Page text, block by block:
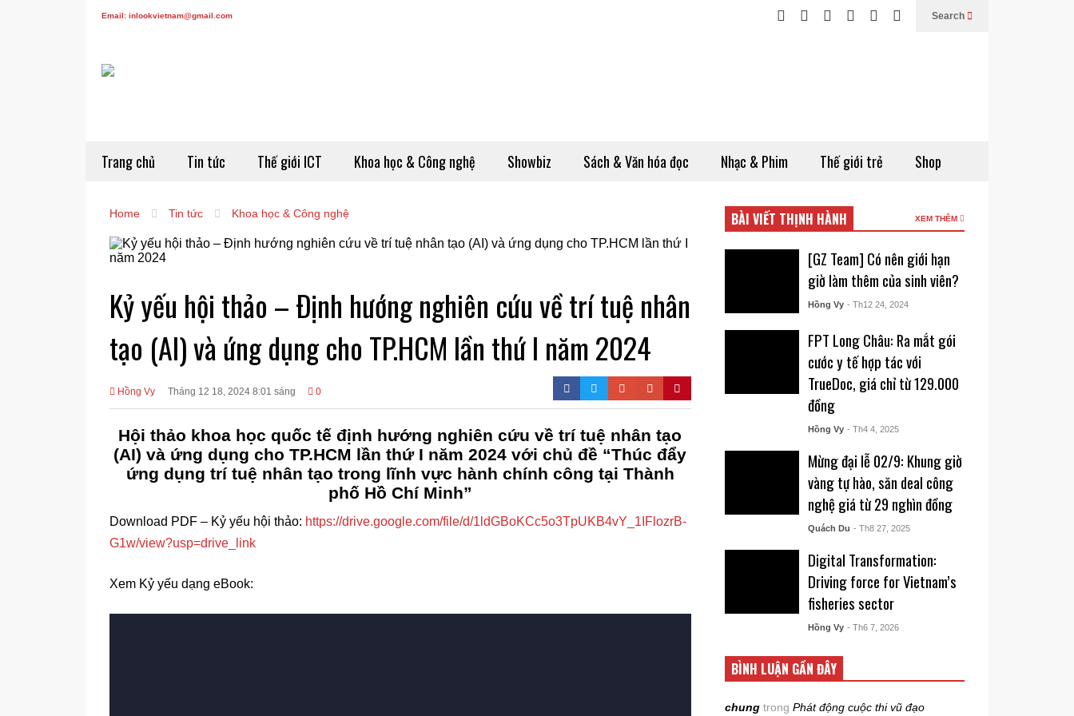
Email: inlookvietnam@gmail.com Search
Trang chủ Tin tức Thế giới ICT Khoa học & Công nghệ Showbiz Sách & Văn hóa đọc Nhạc & Phim Thế giới trẻ Shop
Home Tin tức Khoa học & Công nghệ
Kỷ yếu hội thảo – Ðịnh hướng nghiên cứu về trí tuệ nhân
tạo (AI) và ứng dụng cho TP.HCM lần thứ I năm 2024
Hồng Vy Tháng 12 18, 2024 8:01 sáng 0
Hội thảo khoa học quốc tế định hướng nghiên cứu về trí tuệ nhân tạo
(AI) và ứng dụng cho TP.HCM lần thứ I năm 2024 với chủ đề “Thúc đẩy
ứng dụng trí tuệ nhân tạo trong lĩnh vực hành chính công tại Thành
phố Hồ Chí Minh”
Download PDF – Kỷ yếu hội thảo: https://drive.google.com/file/d/1ldGBoKCc5o3TpUKB4vY_1IFlozrB-
G1w/view?usp=drive_link
Xem Kỷ yếu dạng eBook:
BÀI VIẾT THỊNH HÀNH XEM THÊM
[GZ Team] Có nên giới hạn
giờ làm thêm của sinh viên?
Hồng Vy - Th12 24, 2024
FPT Long Châu: Ra mắt gói
cước y tế hợp tác với
TrueDoc, giá chỉ từ 129.000
đồng
Hồng Vy - Th4 4, 2025
Mừng đại lễ 02/9: Khung giờ
vàng tự hào, săn deal công
nghệ giá từ 29 nghìn đồng
Quách Du - Th8 27, 2025
Digital Transformation:
Driving force for Vietnam’s
fisheries sector
Hồng Vy - Th6 7, 2026
BÌNH LUẬN GẦN ĐÂY
chung trongPhát động cuộc thi vũ đạo